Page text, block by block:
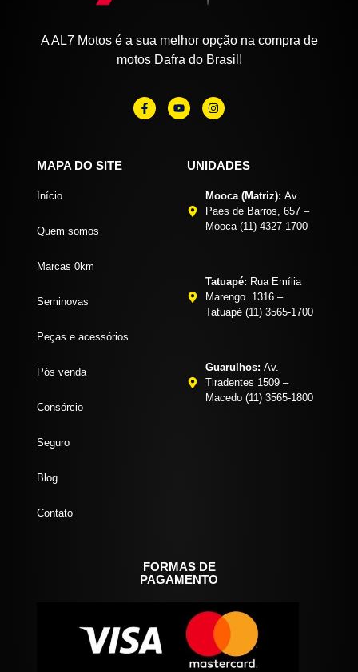
A AL7 Motos é a sua melhor opção na compra de
motos Dafra do Brasil!
MAPA DO SITE
Início
Quem somos
Marcas 0km
Seminovas
Peças e acessórios
Pós venda
Consórcio
Seguro
Blog
Contato
UNIDADES
Mooca (Matriz): Av.
Paes de Barros, 657 –
Mooca (11) 4327-1700
Tatuapé: Rua Emília
Marengo. 1316 –
Tatuapé (11) 3565-1700
Guarulhos: Av.
Tiradentes 1509 –
Macedo (11) 3565-1800
FORMAS DE
PAGAMENTO